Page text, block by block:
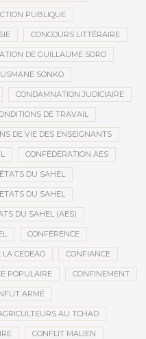
PUBLIQUE
CONCOURS LITTÉRAIRE
DE GUILLAUME SORO
SONKO
CONDAMNATION JUDICIAIRE
DE TRAVAIL
DE VIE DES ENSEIGNANTS
CONFÉDÉRATION AES
DU SAHEL
DU SAHEL
DU SAHEL (AES)
CONFÉRENCE
CEDEAO CONFIANCE
POPULAIRE CONFINEMENT
ARMÉ
AU TCHAD
CONFLIT MALIEN